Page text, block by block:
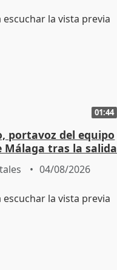
01:44
portavoz del equipo
Málaga tras la salida
04/08/2026